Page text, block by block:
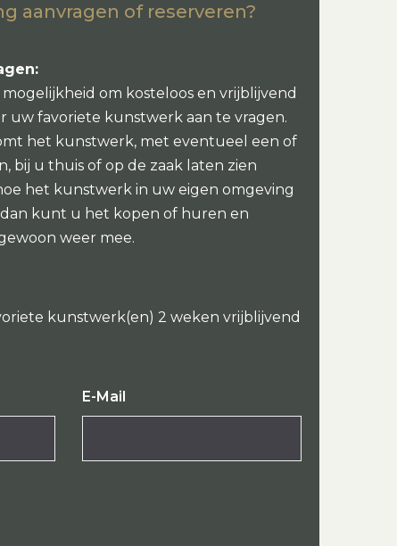
aanvragen of reserveren?
om kosteloos en vrijblijvend
uw favoriete kunstwerk aan te vragen.
het kunstwerk, met eventueel een of
bij u thuis of op de zaak laten zien
het kunstwerk in uw eigen omgeving
kunt u het kopen of huren en
weer mee.
kunstwerk(en) 2 weken vrijblijvend
E-Mail